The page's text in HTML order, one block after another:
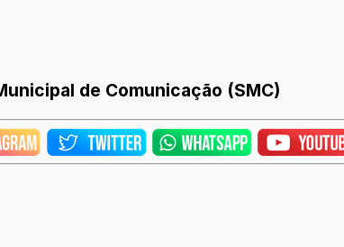
de Comunicação (SMC)